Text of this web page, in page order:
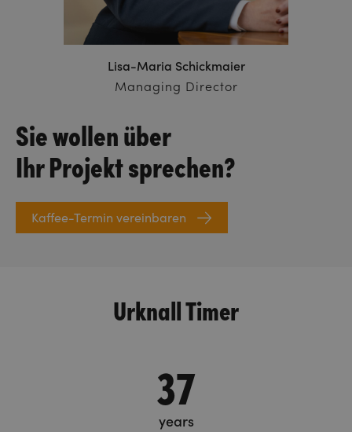
Sie wollen über
Ihr Projekt sprechen?
Kaffee-Termin vereinbaren
Lisa-Maria Schickmaier
Managing Director
Urknall Timer
37
years